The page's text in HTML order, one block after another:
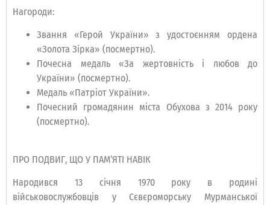
Нагороди:
Звання «Герой України» з удостоєнням ордена
«Золота Зірка» (посмертно).
Почесна медаль «За жертовність і любов до
України» (посмертно).
Медаль «Патріот України».
Почесний громадянин міста Обухова з 2014 року
(посмертно).
ПРО ПОДВИГ, ЩО У ПАМ’ЯТІ НАВІК
Народився 13 січня 1970 року в родині
військовослужбовців у Сєвєроморську Мурманської